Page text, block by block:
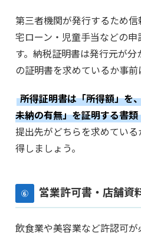
第三者機関が発行するため
宅ローン・児童手当などの
す。納税証明書は発行元が
の証明書を求めているか事前
所得証明書は「所得額」を
未納の有無」を証明する書類
提出先がどちらを求めてい
得しましょう。
⑥ 営業許可書・店舗資
飲食業や美容業など許認可が